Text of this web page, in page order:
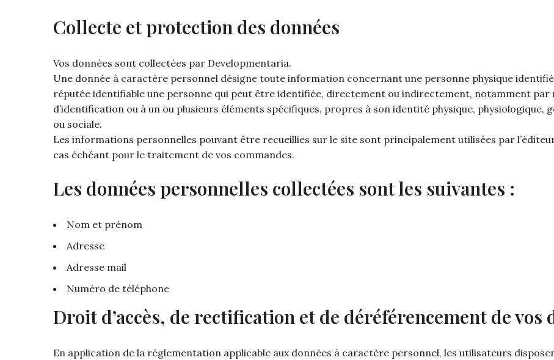
Collecte et protection des données
Vos données sont collectées par Developmentaria.
Une donnée à caractère personnel désigne toute information concernant une personne physique
réputée identifiable une personne qui peut être identifiée, directement ou indirectement, notamment par
d’identification ou à un ou plusieurs éléments spécifiques, propres à son identité physique, physiologique,
ou sociale.
Les informations personnelles pouvant être recueillies sur le site sont principalement utilisées par
cas échéant pour le traitement de vos commandes.
Les données personnelles collectées sont les suivantes :
Nom et prénom
Adresse
Adresse mail
Numéro de téléphone
Droit d’accès, de rectification et de déréférencement de vos
En application de la réglementation applicable aux données à caractère personnel, les utilisateurs